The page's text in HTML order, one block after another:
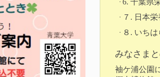
6. 千葉県
７. 日本
８. いち
みなさま
袖ケ浦公園